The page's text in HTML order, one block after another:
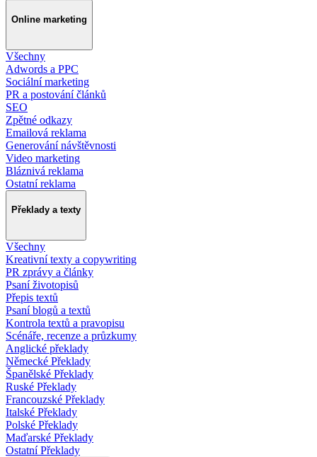
Online marketing
Všechny
Adwords a PPC
Sociální marketing
PR a postování článků
SEO
Zpětné odkazy
Emailová reklama
Generování návštěvnosti
Video marketing
Bláznivá reklama
Ostatní reklama
Překlady a texty
Všechny
Kreativní texty a copywriting
PR zprávy a články
Psaní životopisů
Přepis textů
Psaní blogů a textů
Kontrola textů a pravopisu
Scénáře, recenze a průzkumy
Anglické překlady
Německé Překlady
Španělské Překlady
Ruské Překlady
Francouzské Překlady
Italské Překlady
Polské Překlady
Maďarské Překlady
Ostatní Překlady